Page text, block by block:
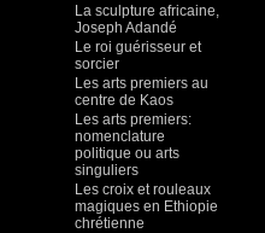
La sculpture africaine,
Joseph Adandé
Le roi guérisseur et
sorcier
Les arts premiers au
centre de Kaos
Les arts premiers:
nomenclature
politique ou arts
singuliers
Les croix et rouleaux
magiques en Ethiopie
chrétienne